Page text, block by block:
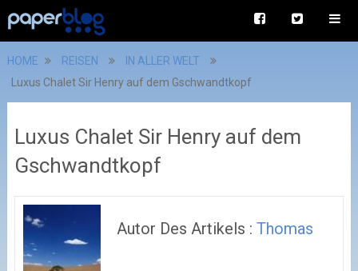
HOME REISEN
IN ALLER WELT
Luxus Chalet Sir Henry auf dem Gschwandtkopf
Luxus Chalet Sir Henry auf dem
Gschwandtkopf
Autor Des Artikels :Thomas